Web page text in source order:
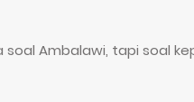
soal Ambalawi, tapi soal